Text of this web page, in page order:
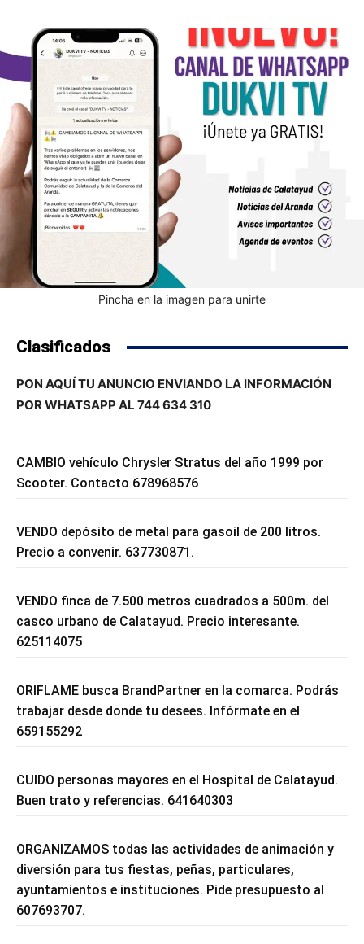
Pincha en la imagen para unirte
Clasificados
PON AQUÍ TU ANUNCIO ENVIANDO LA INFORMACIÓN
POR WHATSAPP AL 744 634 310
CAMBIO vehículo Chrysler Stratus del año 1999 por
Scooter. Contacto 678968576
VENDO depósito de metal para gasoil de 200 litros.
Precio a convenir. 637730871.
VENDO finca de 7.500 metros cuadrados a 500m. del
casco urbano de Calatayud. Precio interesante.
625114075
ORIFLAME busca BrandPartner en la comarca. Podrás
trabajar desde donde tu desees. Infórmate en el
659155292
CUIDO personas mayores en el Hospital de Calatayud.
Buen trato y referencias. 641640303
ORGANIZAMOS todas las actividades de animación y
diversión para tus fiestas, peñas, particulares,
ayuntamientos e instituciones. Pide presupuesto al
607693707.